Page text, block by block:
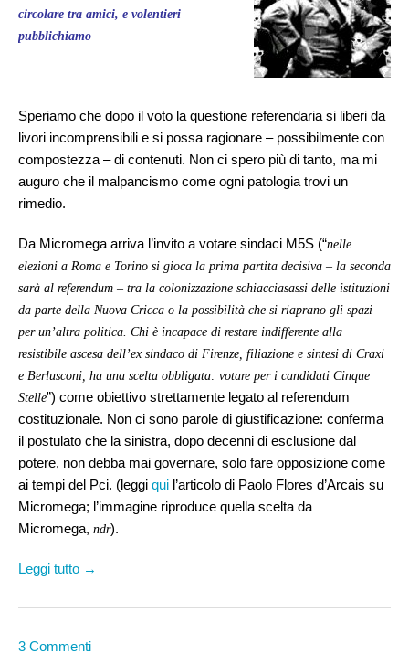
circolare tra amici, e volentieri
pubblichiamo
Speriamo che dopo il voto la questione referendaria si liberi da
livori incomprensibili e si possa ragionare – possibilmente con
compostezza – di contenuti. Non ci spero più di tanto, ma mi
auguro che il malpancismo come ogni patologia trovi un
rimedio.
Da Micromega arriva l’invito a votare sindaci M5S (“nelle
elezioni a Roma e Torino si gioca la prima partita decisiva – la seconda
sarà al referendum – tra la colonizzazione schiacciasassi delle istituzioni
da parte della Nuova Cricca o la possibilità che si riaprano gli spazi
per un’altra politica. Chi è incapace di restare indifferente alla
resistibile ascesa dell’ex sindaco di Firenze, filiazione e sintesi di Craxi
e Berlusconi, ha una scelta obbligata: votare per i candidati Cinque
Stelle”) come obiettivo strettamente legato al referendum
costituzionale. Non ci sono parole di giustificazione: conferma
il postulato che la sinistra, dopo decenni di esclusione dal
potere, non debba mai governare, solo fare opposizione come
ai tempi del Pci. (leggi qui l’articolo di Paolo Flores d’Arcais su
Micromega; l’immagine riproduce quella scelta da
Micromega, ndr).
Leggi tutto →
3 Commenti